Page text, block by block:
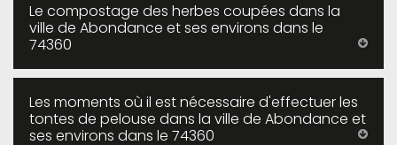
Le compostage des herbes coupées dans la
ville de Abondance et ses environs dans le
74360
Les moments où il est nécessaire d'effectuer les
tontes de pelouse dans la ville de Abondance et
ses environs dans le 74360